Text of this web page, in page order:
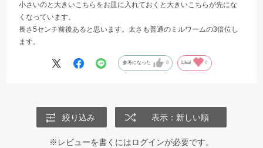
小さいのと大きいこちらをお皿に入れておくと大きいこちらが先にな
くなっています。
長さ5センチ前後あると思います。太さも普通のミルワームの3倍位し
ます。
参考になった 0 Like! 0
絞り込み 表示：新しい順
※レビューを書くにはログインが必要です。